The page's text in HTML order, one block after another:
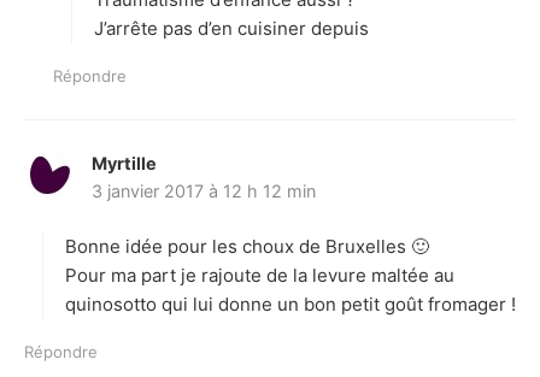
:
J’arrête pas d’en cuisiner depuis
Répondre
Myrtille
i
:
3 janvier 2017 à 12 h 12 min
Bonne idée pour les choux de Bruxelles 🙂
Pour ma part je rajoute de la levure maltée au
quinosotto qui lui donne un bon petit goût fromager !
Répondre